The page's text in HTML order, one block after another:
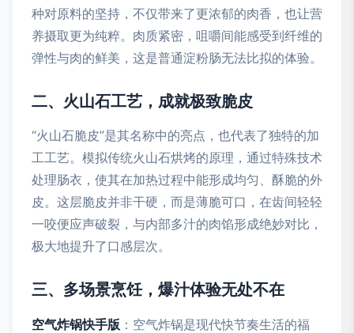
种对原料的坚持，不仅带来了更浓郁的肉香，也让营
养摄取更为纯粹。肉质紧密，咀嚼间能感受到纤维的
弹性与肉的鲜美，这是普通淀粉肠无法比拟的体验。
二、火山石工艺，成就极致脆皮
“火山石脆皮”是其名称中的亮点，也代表了独特的加
工工艺。模拟传统火山石烘烤的原理，通过特殊技术
处理肠衣，使其在加热过程中能形成均匀、酥脆的外
皮。这层脆皮并非干硬，而是薄脆可口，在齿间轻轻
一咬便应声破裂，与内部多汁的肉馅形成绝妙对比，
极大地提升了口感层次。
三、多场景烹饪，爆汁体验无处不在
空气炸锅快手版 ：空气炸锅是现代快节奏生活的福